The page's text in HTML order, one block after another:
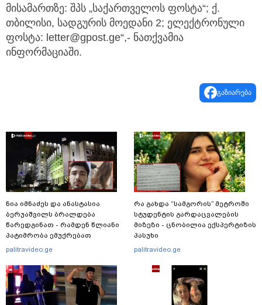
მისამართზე: შპს „საქართველოს ფოსტა“; ქ.
თბილისი, სადგურის მოედანი 2; ელექტრონული
ფოსტა: letter@gpost.ge“,- ნათქვამია
ინფორმაციაში.
გაზიარება
ნია იმნაძეს და ანასტასია
ბერუაშვილს ბრალდება
წარედგინათ - რამდენ წლიანი
პატიმრობა ემუქრებათ
არასრულწლოვნებს?
palitravideo.ge
რა გახდა “სამგორის” მეტროში
სტუდენტის გარდაცვალების
მიზეზი - ცნობილია ექსპერტიზის
პასუხი
palitravideo.ge